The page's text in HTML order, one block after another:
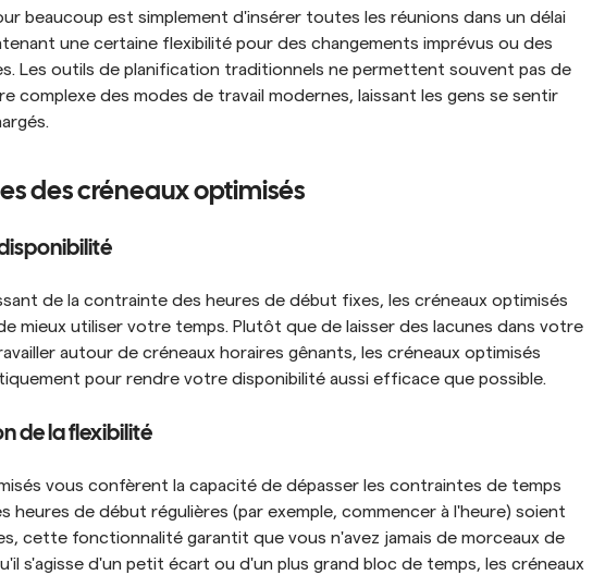
beaucoup est simplement d'insérer toutes les réunions dans un délai
une certaine flexibilité pour des changements imprévus ou des
Les outils de planification traditionnels ne permettent souvent pas de
complexe des modes de travail modernes, laissant les gens se sentir
des créneaux optimisés
de la contrainte des heures de début fixes, les créneaux optimisés
mieux utiliser votre temps. Plutôt que de laisser des lacunes dans votre
autour de créneaux horaires gênants, les créneaux optimisés
pour rendre votre disponibilité aussi efficace que possible.
de la flexibilité
vous confèrent la capacité de dépasser les contraintes de temps
heures de début régulières (par exemple, commencer à l'heure) soient
cette fonctionnalité garantit que vous n'avez jamais de morceaux de
s'agisse d'un petit écart ou d'un plus grand bloc de temps, les créneaux